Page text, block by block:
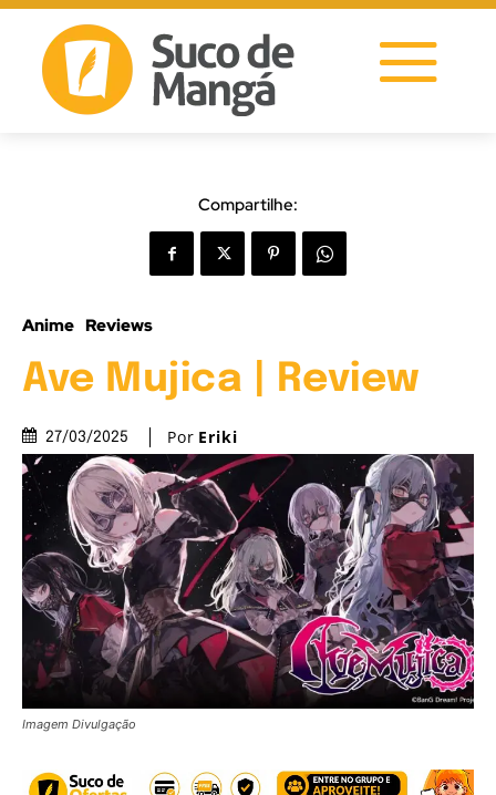
Compartilhe:
Anime Reviews
Ave Mujica | Review
27/03/2025 Por Eriki
Imagem Divulgação